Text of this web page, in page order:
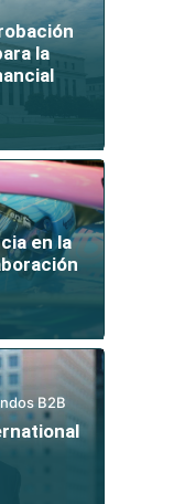
la
en la
B2B